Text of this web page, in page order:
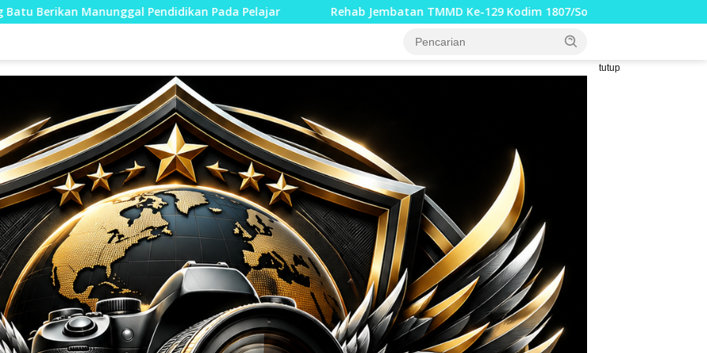
Pada Pelajar Rehab Jembatan TMMD Ke-129 Kodim 1807/Sorong Selatan Hampir Rampung, Perkuat Akses
tutup